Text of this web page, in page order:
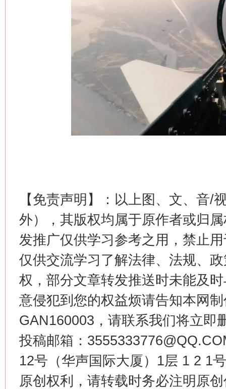
【免责声明】：以上图、文、音/
外），其版权均属于原作者或归
发推广仅供学习参考之用，禁止
仅供交流学习了解法律、法规、
权，部分文章转发推送时未能及
意侵犯到您的权益烦请告知本网
GAN160003，请联系我们将立即
投稿邮箱：
12号（华声国际大厦）1层 1 2 1
原创权利，请转载时务必注明原
习近平的博鳌关键词
魏明亮
“刷贴”乱象丛生
生
揭批美国五大"原罪"